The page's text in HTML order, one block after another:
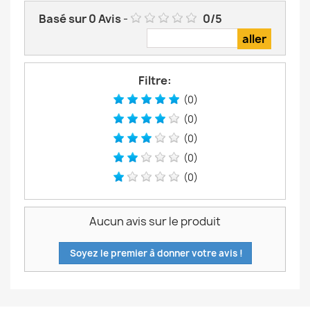
Basé sur0Avis- 0/5
Filtre:
(0)
(0)
(0)
(0)
(0)
Aucun avis sur le produit
Soyez le premier à donner votre avis !